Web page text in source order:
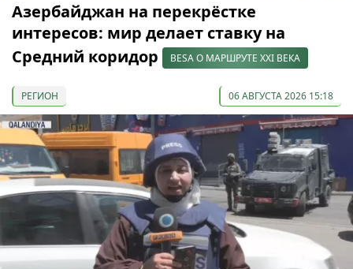
Азербайджан на перекрёстке
интересов: мир делает ставку на
Средний коридор
BESA О МАРШРУТЕ XXI ВЕКА
РЕГИОН 06 АВГУСТА 2026 15:18